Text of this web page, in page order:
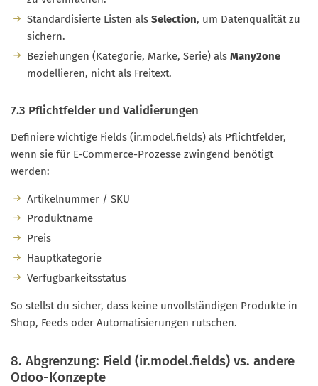
Standardisierte Listen als Selection, um Datenqualität zu
sichern.
Beziehungen (Kategorie, Marke, Serie) als Many2one
modellieren, nicht als Freitext.
7.3 Pflichtfelder und Validierungen
Definiere wichtige Fields (ir.model.fields) als Pflichtfelder,
wenn sie für E‑Commerce-Prozesse zwingend benötigt
werden:
Artikelnummer / SKU
Produktname
Preis
Hauptkategorie
Verfügbarkeitsstatus
So stellst du sicher, dass keine unvollständigen Produkte in
Shop, Feeds oder Automatisierungen rutschen.
8. Abgrenzung: Field (ir.model.fields) vs. andere
Odoo-Konzepte